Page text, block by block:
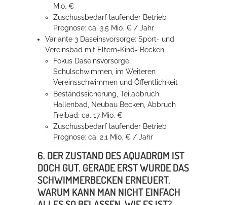
Mio. €
Zuschussbedarf laufender Betrieb
Prognose: ca. 3,5 Mio. € / Jahr
Variante 3 Daseinsvorsorge: Sport- und
Vereinsbad mit Eltern-Kind- Becken
Fokus Daseinsvorsorge
Schulschwimmen, im Weiteren
Vereinsschwimmen und Öffentlichkeit
Bestandssicherung, Teilabbruch
Hallenbad, Neubau Becken, Abbruch
Freibad: ca. 17 Mio. €
Zuschussbedarf laufender Betrieb
Prognose: ca. 2,1 Mio. € / Jahr
6. DER ZUSTAND DES AQUADROM IST
DOCH GUT. GERADE ERST WURDE DAS
SCHWIMMERBECKEN ERNEUERT.
WARUM KANN MAN NICHT EINFACH